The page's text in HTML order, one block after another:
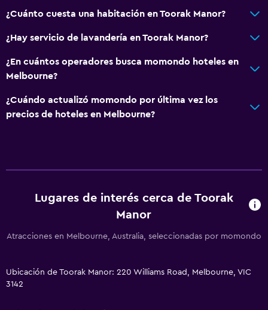
Comedor
Tetera eléctrica
Nevera
Accesibilidad y adecuación
Botella de agua
Armario o clóset
¿Cuánto cuesta una habitación en Toorak Manor?
¿Hay servicio de lavandería en Toorak Manor?
¿En cuántos operadores busca momondo hoteles en
Melbourne?
¿Cuándo actualizó momondo por última vez los
precios de hoteles en Melbourne?
Lugares de interés cerca de Toorak
Manor
Atracciones en Melbourne, Australia, seleccionadas por momondo
Ubicación de Toorak Manor: 220 Williams Road, Melbourne, VIC
3142